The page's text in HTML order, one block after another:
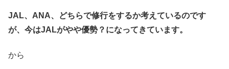
JAL、ANA、どちらで修行をするか考えているのです
が、今はJALがやや優勢？になってきています。
から